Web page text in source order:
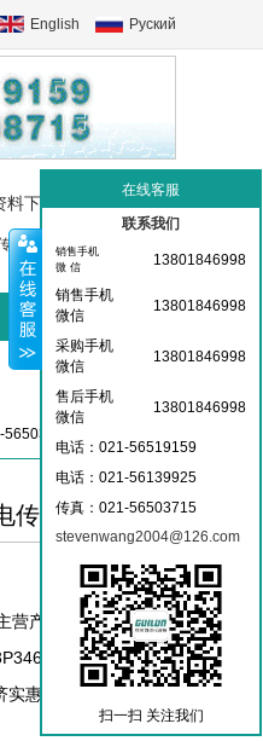
English Руский
料下载 工控交流中心
感器 菲尼克斯端子
桂伦资讯中心
56503715 36359826
传感器
营产品之一，热
迷你型光
惠的产品解决方
在线客服
联系我们
销售手机
微 信
13801846998
销售手机
微信
13801846998
采购手机
微信
13801846998
售后手机
微信
13801846998
电话：021-56519159
电话：021-56139925
传真：021-56503715
stevenwang2004@126.com
扫一扫 关注我们